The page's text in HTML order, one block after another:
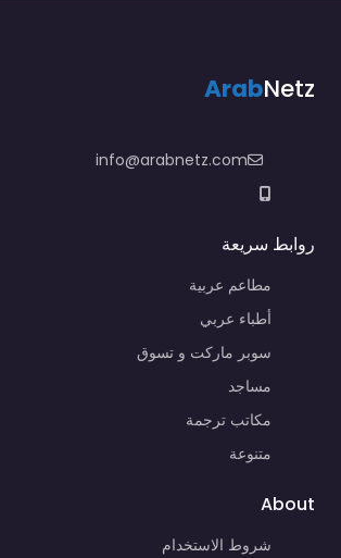
ArabNetz
info@arabnetz.com
روابط سريعة
مطاعم عربية
أطباء عربي
سوبر ماركت و تسوق
مساجد
مكاتب ترجمة
متنوعة
About
شروط الاستخدام